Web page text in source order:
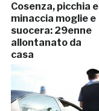
Cosenza, picchia e
minaccia moglie e
suocera: 29enne
allontanato da
casa